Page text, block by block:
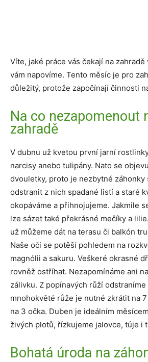
Víte, jaké práce vás čekají na zahradě
vám napovíme. Tento měsíc je pro
důležitý, protože započínají činnosti
Na co nezapomenout
zahradě
V dubnu už kvetou první jarní
narcisy anebo tulipány. Nato se
dvouletky, proto je nezbytné záhonky
odstranit z nich spadané listí a staré
okopáváme a přihnojujeme. Jakmile
lze sázet také překrásné mečíky a
už můžeme dát na terasu či balkón
Naše oči se potěší pohledem na
magnólii a sakuru. Veškeré okrasné
rovněž ostříhat. Nezapomínáme ani
zálivku. Z popínavých růží odstraníme
mnohokvěté růže je nutné zkrátit na
na 3 očka. Duben je ideálním
živých plotů, řízkujeme jalovce, túje i
Bohatá úroda na